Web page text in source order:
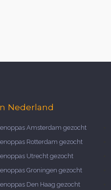
Nederland
Amsterdam gezocht
Rotterdam gezocht
Utrecht gezocht
Groningen gezocht
Den Haag gezocht